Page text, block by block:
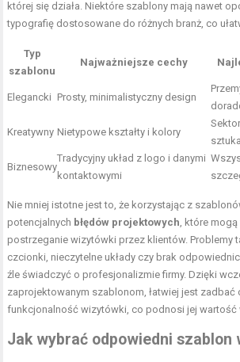
której się działa. Niektóre szablony mają nawet
typografię dostosowane do różnych branż, co
Typ
szablonu
Najważniejsze cechy
Elegancki Prosty, minimalistyczny design
Kreatywny Nietypowe kształty i kolory
sztuka
Biznesowy
Tradycyjny układ z logo i danymi
kontaktowymi
Nie mniej istotne jest to, że korzystając z
potencjalnych błędów projektowych, które mogą
postrzeganie wizytówki przez klientów. Problemy
czcionki, nieczytelne układy czy brak
źle świadczyć o profesjonalizmie firmy. Dzięki
zaprojektowanym szablonom, łatwiej jest zadbać
funkcjonalność wizytówki, co podnosi jej wartość
Jak wybrać odpowiedni szablon